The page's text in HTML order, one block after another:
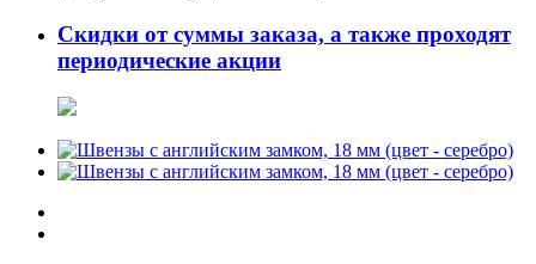
Скидки от суммы заказа, а также проходят
периодические акции